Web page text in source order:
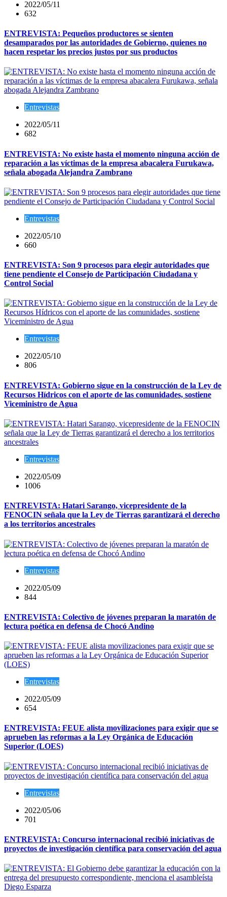
2022/05/11
632
ENTREVISTA: Pequeños productores se sienten
desamparados por las autoridades de Gobierno, quienes no
hacen respetar los precios justos por sus productos
Entrevistas
2022/05/11
682
ENTREVISTA: No existe hasta el momento ninguna acción de
reparación a las víctimas de la empresa abacalera Furukawa,
señala abogada Alejandra Zambrano
Entrevistas
2022/05/10
660
ENTREVISTA: Son 9 procesos para elegir autoridades que
tiene pendiente el Consejo de Participación Ciudadana y
Control Social
Entrevistas
2022/05/10
806
ENTREVISTA: Gobierno sigue en la construcción de la Ley de
Recursos Hídricos con el aporte de las comunidades, sostiene
Viceministro de Agua
Entrevistas
2022/05/09
1006
ENTREVISTA: Hatari Sarango, vicepresidente de la
FENOCIN señala que la Ley de Tierras garantizará el derecho
a los territorios ancestrales
Entrevistas
2022/05/09
844
ENTREVISTA: Colectivo de jóvenes preparan la maratón de
lectura poética en defensa de Chocó Andino
Entrevistas
2022/05/09
654
ENTREVISTA: FEUE alista movilizaciones para exigir que se
aprueben las reformas a la Ley Orgánica de Educación
Superior (LOES)
Entrevistas
2022/05/06
701
ENTREVISTA: Concurso internacional recibió iniciativas de
proyectos de investigación científica para conservación del agua